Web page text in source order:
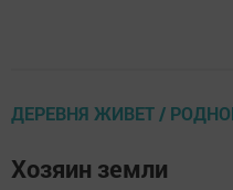
ДЕРЕВНЯ ЖИВЕТ /
Хозяин земли